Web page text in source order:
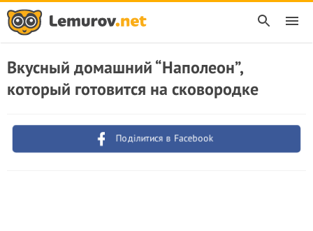
Вкусный домашний “Наполеон”,
который готовится на сковородке
Поділитися в Facebook